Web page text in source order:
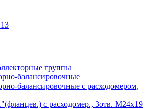
группы
балансировочные
балансировочные с расходомером,
с расходомер., 3отв. М24х19